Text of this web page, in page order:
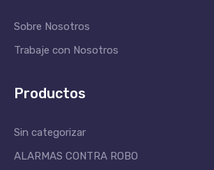
Sobre Nosotros
Trabaje con Nosotros
Productos
Sin categorizar
ALARMAS CONTRA ROBO